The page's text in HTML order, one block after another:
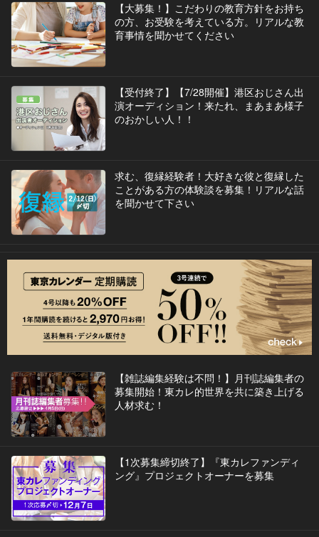
【大募集！】こだわりの教育方針をお持ち
の方、お受験を考えている方。リアルな教
育事情を聞かせてください
【受付終了】【7/28開催】港区おじさん出
演オーディション！来たれ、まあまあ様子
のおかしい人！！
求む、復縁経験者！大好きな彼と復縁した
ことがある方の体験談を募集！リアルな話
を聞かせて下さい
【雑誌編集経験は不問！】月刊誌編集者の
募集開始！東カレ的世界を共に築き上げる
人材求む！
【1次募集締切終了】『東カレファンディ
ング』プロジェクトオーナーを募集